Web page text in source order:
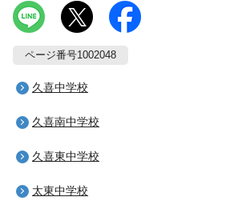
ページ番号1002048
久喜中学校
久喜南中学校
久喜東中学校
太東中学校